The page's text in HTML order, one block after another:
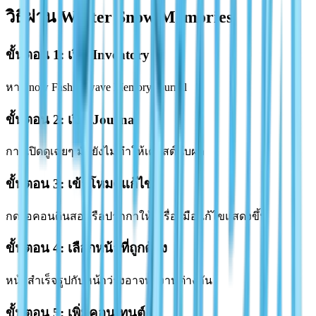
วิธีผ่าน Winter Snow Memories
ขั้นตอน 1: เปิด Inventory
หา Snow Fashionwave Memory Journal
ขั้นตอน 2: เปิด Journal
การเปิดดูเฉยๆ มักยังไม่ทำให้เควสต์นับผล
ขั้นตอน 3: เข้าโหมดแก้ไข
กดไอคอนดินสอหรือปากกาให้เครื่องมือแก้ไขแสดงขึ้น
ขั้นตอน 4: เลือกหน้าที่ถูกต้อง
หน้าสำเร็จรูปกับหน้าว่างอาจทำงานต่างกัน
ขั้นตอน 5: เพิ่มคอนเทนต์